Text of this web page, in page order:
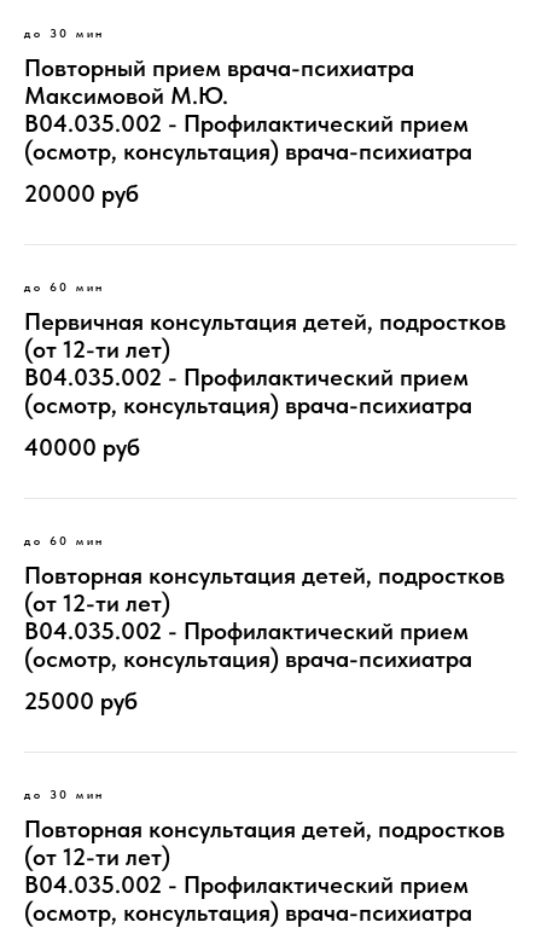
до 30 мин
Повторный прием врача-психиатра
Максимовой М.Ю.
B04.035.002 - Профилактический прием
(осмотр, консультация) врача-психиатра
20000 руб
до 60 мин
Первичная консультация детей, подростков
(от 12-ти лет)
B04.035.002 - Профилактический прием
(осмотр, консультация) врача-психиатра
40000 руб
до 60 мин
Повторная консультация детей, подростков
(от 12-ти лет)
B04.035.002 - Профилактический прием
(осмотр, консультация) врача-психиатра
25000 руб
до 30 мин
Повторная консультация детей, подростков
(от 12-ти лет)
B04.035.002 - Профилактический прием
(осмотр, консультация) врача-психиатра